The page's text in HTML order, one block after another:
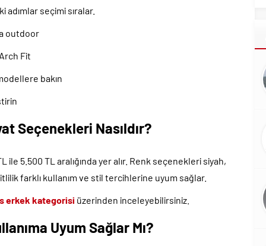
adımlar seçimi sıralar.
outdoor
Fit
bakın
Seçenekleri Nasıldır?
5.500 TL aralığında yer alır. Renk seçenekleri siyah,
farklı kullanım ve stil tercihlerine uyum sağlar.
erkek kategorisi üzerinden inceleyebilirsiniz.
Uyum Sağlar Mı?